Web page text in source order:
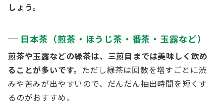
しょう。
日本茶（煎茶・ほうじ茶・番茶・玉露など）
煎茶や玉露などの緑茶は、三煎目までは美味しく飲め
ることが多いです。 ただし緑茶は回数を増すごとに渋
みや苦みが出やすいので、だんだん抽出時間を短くす
るのがおすすめ。